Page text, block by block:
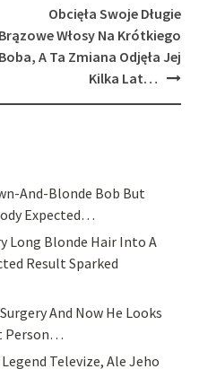
Obcięła Swoje Długie
Brązowe Włosy Na Krótkiego
Boba, A Ta Zmiana Odjęła Jej
Kilka Lat…
And-Blonde Bob But
Expected…
Long Blonde Hair Into A
Result Sparked
And Now He Looks
Person…
Televize, Ale Jeho